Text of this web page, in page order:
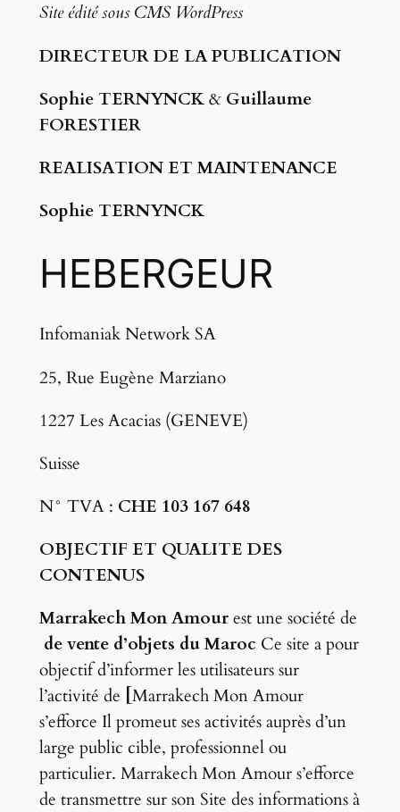
Site édité sous CMS WordPress
DIRECTEUR DE LA PUBLICATION
Sophie TERNYNCK& Guillaume
FORESTIER
REALISATION ET MAINTENANCE
Sophie TERNYNCK
HEBERGEUR
Infomaniak Network SA
25, Rue Eugène Marziano
1227 Les Acacias (GENEVE)
Suisse
N° TVA : CHE 103 167 648
OBJECTIF ET QUALITE DES
CONTENUS
Marrakech Mon Amourest une société de
de vente d’objets du Maroc Ce site a pour
objectif d’informer les utilisateurs sur
l’activité de Marrakech Mon Amour
s’efforce Il promeut ses activités auprès d’un
large public cible, professionnel ou
particulier. Marrakech Mon Amour s’efforce
de transmettre sur son Site des informations à